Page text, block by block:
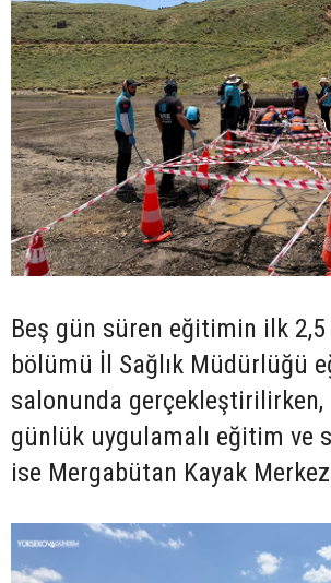
Beş gün süren eğitimin ilk
bölümü İl Sağlık Müdürlüğü
salonunda gerçekleştirilirken,
günlük uygulamalı eğitim ve
ise Mergabütan Kayak